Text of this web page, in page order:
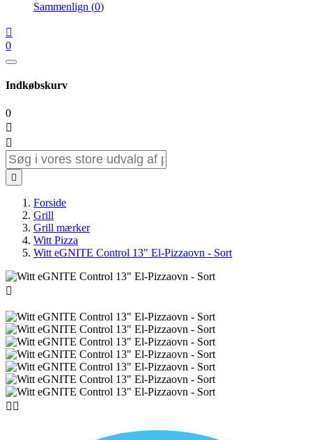
Sammenlign (0)

0
Indkøbskurv
0



Forside
Grill
Grill mærker
Witt Pizza
Witt eGNITE Control 13" El-Pizzaovn - Sort

 